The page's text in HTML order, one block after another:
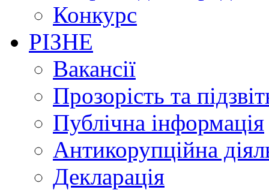
Конкурс
РІЗНЕ
Вакансії
Прозорість та
Публічна інформація
Антикорупційна
Декларація